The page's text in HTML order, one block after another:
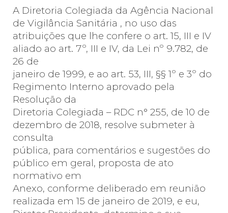
A Diretoria Colegiada da Agência Nacional
de Vigilância Sanitária , no uso das
atribuições que lhe confere o art. 15, III e IV
aliado ao art. 7º, III e IV, da Lei nº 9.782, de
26 de
janeiro de 1999, e ao art. 53, III, §§ 1º e 3º do
Regimento Interno aprovado pela
Resolução da
Diretoria Colegiada – RDC n° 255, de 10 de
dezembro de 2018, resolve submeter à
consulta
pública, para comentários e sugestões do
público em geral, proposta de ato
normativo em
Anexo, conforme deliberado em reunião
realizada em 15 de janeiro de 2019, e eu,